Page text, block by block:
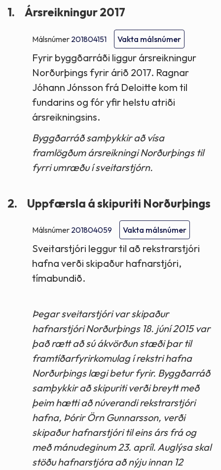
1. Ársreikningur 2017
Málsnúmer 201804151 Vakta málsnúmer
Fyrir byggðarráði liggur ársreikningur
Norðurþings fyrir árið 2017. Ragnar
Jóhann Jónsson frá Deloitte kom til
fundarins og fór yfir helstu atriði
ársreikningsins.
Byggðarráð samþykkir að vísa
framlögðum ársreikningi Norðurþings til
fyrri umræðu í sveitarstjórn.
2. Uppfærsla á skipuriti Norðurþings
Málsnúmer 201804059 Vakta málsnúmer
Sveitarstjóri leggur til að rekstrarstjóri
hafna verði skipaður hafnarstjóri,
tímabundið.
Þegar sveitarstjóri var skipaður
hafnarstjóri Norðurþings 18. júní 2015 var
það rætt að sú ákvörðun stæði þar til
framtíðarfyrirkomulag í rekstri hafna
Norðurþings lægi betur fyrir. Byggðarráð
samþykkir að skipuriti verði breytt með
þeim hætti að núverandi rekstrarstjóri
hafna, Þórir Örn Gunnarsson, verði
skipaður hafnarstjóri til eins árs frá og
með mánudeginum 23. apríl. Auglýsa skal
stöðu hafnarstjóra að nýju innan 12